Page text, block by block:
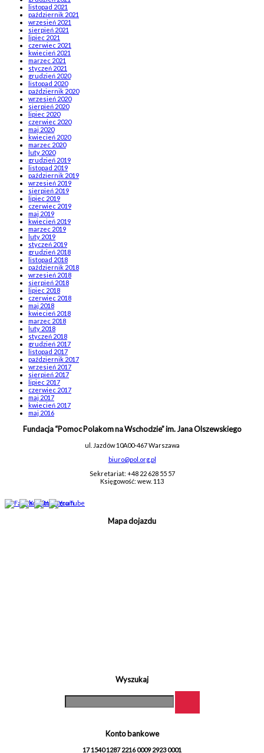
listopad 2021
październik 2021
wrzesień 2021
sierpień 2021
lipiec 2021
czerwiec 2021
kwiecień 2021
marzec 2021
styczeń 2021
grudzień 2020
listopad 2020
październik 2020
wrzesień 2020
sierpień 2020
lipiec 2020
czerwiec 2020
maj 2020
kwiecień 2020
marzec 2020
luty 2020
grudzień 2019
listopad 2019
październik 2019
wrzesień 2019
sierpień 2019
lipiec 2019
czerwiec 2019
maj 2019
kwiecień 2019
marzec 2019
luty 2019
styczeń 2019
grudzień 2018
listopad 2018
październik 2018
wrzesień 2018
sierpień 2018
lipiec 2018
czerwiec 2018
maj 2018
kwiecień 2018
marzec 2018
luty 2018
styczeń 2018
grudzień 2017
listopad 2017
październik 2017
wrzesień 2017
sierpień 2017
lipiec 2017
czerwiec 2017
maj 2017
kwiecień 2017
maj 2016
Fundacja “Pomoc Polakom na Wschodzie” im. Jana Olszewskiego
ul. Jazdów 10A00-467 Warszawa
biuro@pol.org.pl
Sekretariat: +48 22 628 55 57
Księgowość: wew. 113
Mapa dojazdu
Wyszukaj
Konto bankowe
17 1540 1287 2216 0009 2923 0001